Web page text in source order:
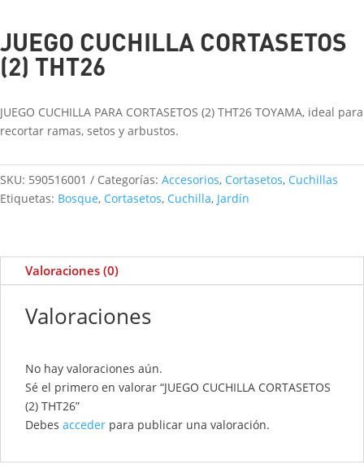
JUEGO CUCHILLA CORTASETOS
(2) THT26
JUEGO CUCHILLA PARA CORTASETOS (2) THT26 TOYAMA, ideal para
recortar ramas, setos y arbustos.
SKU: 590516001 Categorías: Accesorios, Cortasetos, Cuchillas
Etiquetas: Bosque, Cortasetos, Cuchilla, Jardín
Valoraciones (0)
Valoraciones
No hay valoraciones aún.
Sé el primero en valorar “JUEGO CUCHILLA CORTASETOS
(2) THT26”
Debes acceder para publicar una valoración.